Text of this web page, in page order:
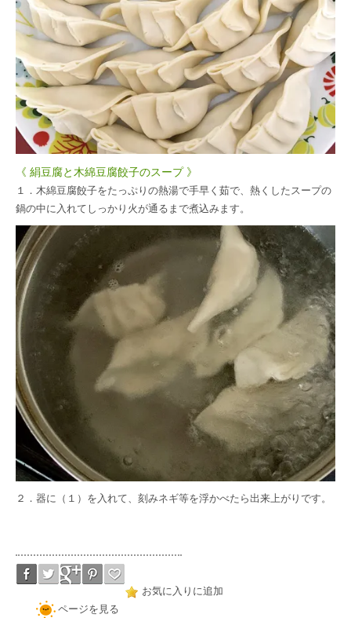
《 絹豆腐と木綿豆腐餃子のスープ 》
１．木綿豆腐餃子をたっぷりの熱湯で手早く茹で、熱くしたスープの
鍋の中に入れてしっかり火が通るまで煮込みます。
２．器に（１）を入れて、刻みネギ等を浮かべたら出来上がりです。
お気に入りに追加
ページを見る